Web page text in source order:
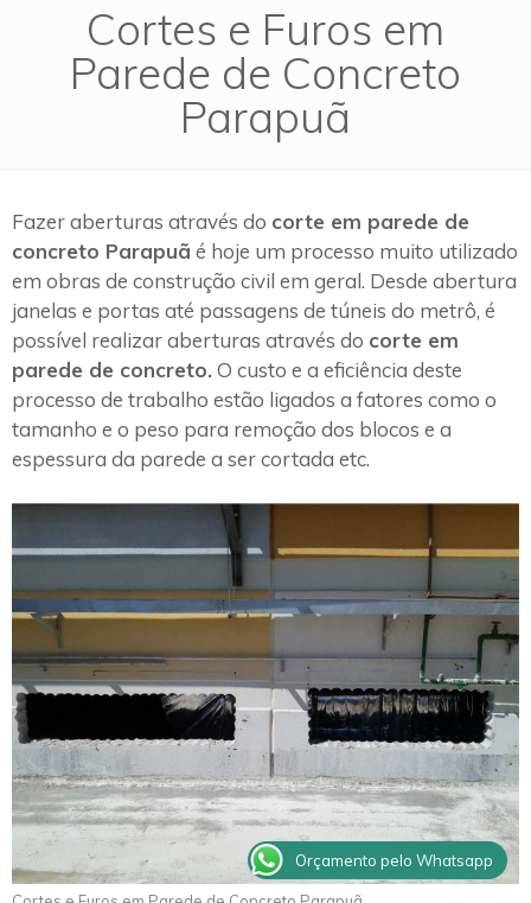
Cortes e Furos em
Parede de Concreto
Parapuã
Fazer aberturas através do corte em parede de
concreto Parapuã é hoje um processo muito utilizado
em obras de construção civil em geral. Desde abertura
janelas e portas até passagens de túneis do metrô, é
possível realizar aberturas através do corte em
parede de concreto. O custo e a eficiência deste
processo de trabalho estão ligados a fatores como o
tamanho e o peso para remoção dos blocos e a
espessura da parede a ser cortada etc.
Orçamento pelo Whatsapp